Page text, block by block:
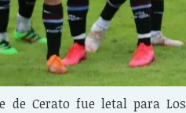
de Cerato fue letal para Los